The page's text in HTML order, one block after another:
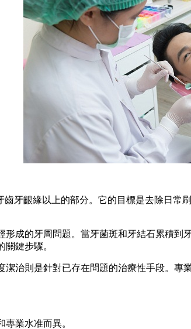
齦緣以上的部分。它的目標是去除日常
的牙周問題。當牙菌斑和牙結石累積到
鍵步驟。
則是針對已存在問題的治療性手段。專
業水准而異。